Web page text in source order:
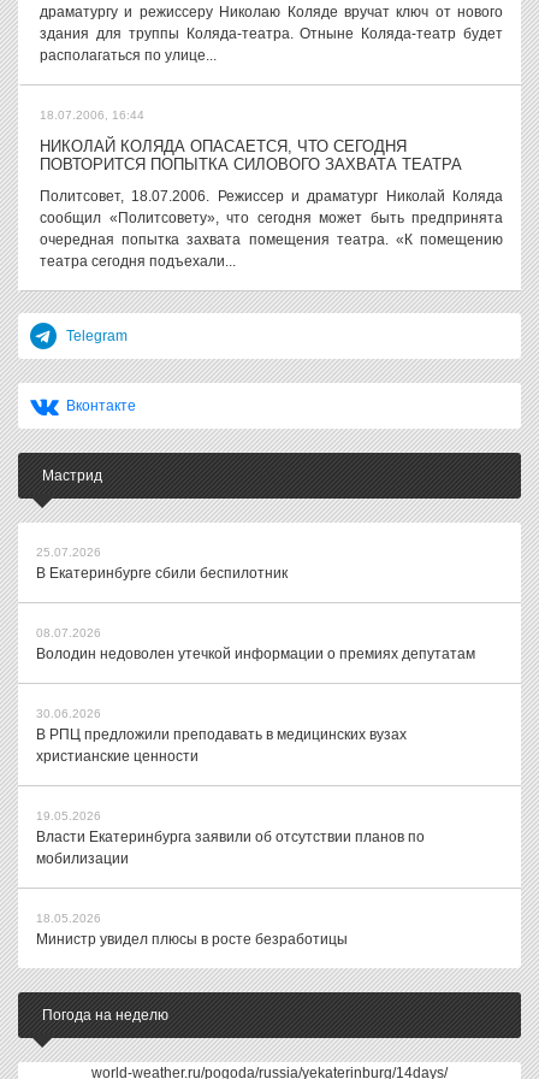
драматургу и режиссеру Николаю Коляде вручат ключ от нового
здания для труппы Коляда-театра. Отныне Коляда-театр будет
располагаться по улице...
18.07.2006, 16:44
НИКОЛАЙ КОЛЯДА ОПАСАЕТСЯ, ЧТО СЕГОДНЯ
ПОВТОРИТСЯ ПОПЫТКА СИЛОВОГО ЗАХВАТА ТЕАТРА
Политсовет, 18.07.2006. Режиссер и драматург Николай Коляда
сообщил «Политсовету», что сегодня может быть предпринята
очередная попытка захвата помещения театра. «К помещению
театра сегодня подъехали...
Telegram
Вконтакте
Мастрид
25.07.2026
В Екатеринбурге сбили беспилотник
08.07.2026
Володин недоволен утечкой информации о премиях депутатам
30.06.2026
В РПЦ предложили преподавать в медицинских вузах
христианские ценности
19.05.2026
Власти Екатеринбурга заявили об отсутствии планов по
мобилизации
18.05.2026
Министр увидел плюсы в росте безработицы
Погода на неделю
world-weather.ru/pogoda/russia/yekaterinburg/14days/